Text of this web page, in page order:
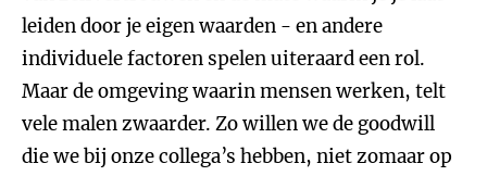
leiden door je eigen waarden - en andere
individuele factoren spelen uiteraard een rol.
Maar de omgeving waarin mensen werken, telt
vele malen zwaarder. Zo willen we de goodwill
die we bij onze collega’s hebben, niet zomaar op